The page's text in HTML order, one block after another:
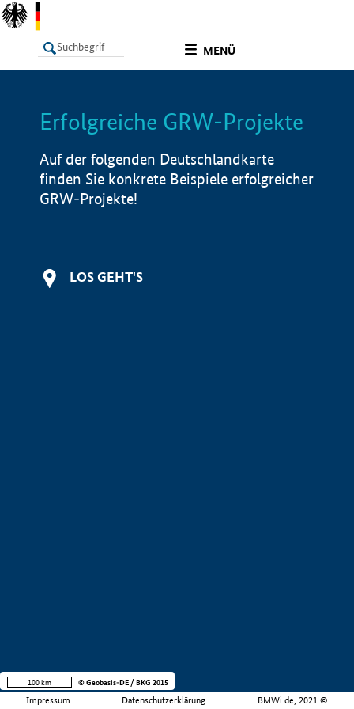
MENÜ
LISTE Info
Erfolgreiche GRW-Projekte
Auf der folgenden Deutschlandkarte
finden Sie konkrete Beispiele erfolgreicher
GRW-Projekte!
LOS GEHT'S
Impressum Datenschutzerklärung BMWi.de, 2021 ©
100 km © Geobasis-DE / BKG 2015